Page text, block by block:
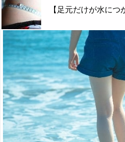
【足元だけが水につ